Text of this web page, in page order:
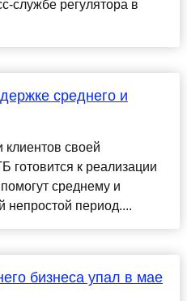
службе регулятора в
среднего и
своей
готовится к реализации
среднему и
непростой период....
бизнеса упал в мае